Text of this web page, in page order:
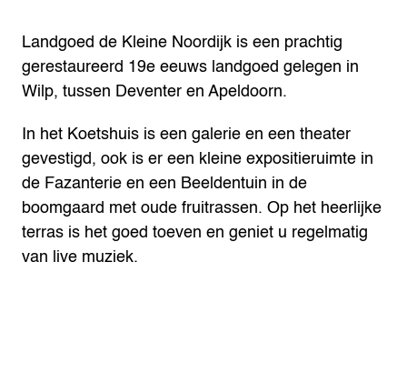
Landgoed de Kleine Noordijk is een prachtig
gerestaureerd 19e eeuws landgoed gelegen in
Wilp, tussen Deventer en Apeldoorn.
In het Koetshuis is een galerie en een theater
gevestigd, ook is er een kleine expositieruimte in
de Fazanterie en een Beeldentuin in de
boomgaard met oude fruitrassen. Op het heerlijke
terras is het goed toeven en geniet u regelmatig
van live muziek.